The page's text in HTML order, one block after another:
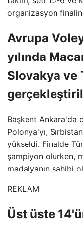
organizasyon
Avrupa
yılında
Slovakya ve
Başkent Ankara'da
Polonya'yı,
yükseldi. Finalde
şampiyon olurken,
madalyanın sahibi
REKLAM
Üst üste